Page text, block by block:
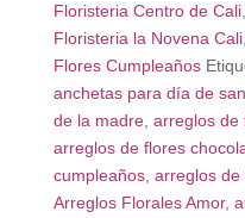
Floristeria Centro de Cali,
Floristeria la Novena Cali,
Flores Cumpleaños
anchetas para día de
de la madre, arreglos de
arreglos de flores
cumpleaños, arreglos de
Arreglos Florales Amor,